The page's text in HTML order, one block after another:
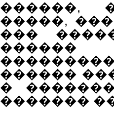
������,
�����,
���
������
������
�
�������